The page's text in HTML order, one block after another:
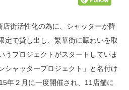
店街活性化の為に、シャッターが降
定で貸し出し、繁華街に賑わいを取
うプロジェクトがスタートしていま
ャッタープロジェクト」と名付け
年２月に一度開催され、11店舗に